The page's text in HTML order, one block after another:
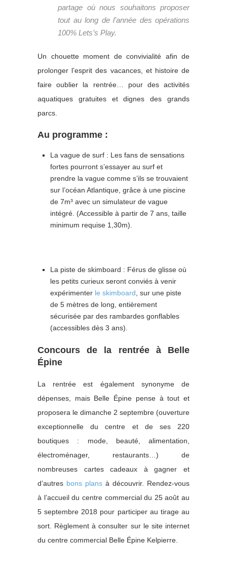
partage où nous souhaitons proposer
tout au long de l’année des opérations
100% Lets’s Play.
Un chouette moment de convivialité afin de
prolonger l’esprit des vacances, et histoire de
faire oublier la rentrée… pour des activités
aquatiques gratuites et dignes des grands
parcs.
Au programme :
La vague de surf : Les fans de sensations
fortes pourront s’essayer au surf et
prendre la vague comme s’ils se trouvaient
sur l’océan Atlantique, grâce à une piscine
de 7m³ avec un simulateur de vague
intégré. (Accessible à partir de 7 ans, taille
minimum requise 1,30m).
La piste de skimboard : Férus de glisse où
les petits curieux seront conviés à venir
expérimenter le skimboard, sur une piste
de 5 mètres de long, entièrement
sécurisée par des rambardes gonflables
(accessibles dès 3 ans).
Concours de la rentrée à Belle
Épine
La rentrée est également synonyme de
dépenses, mais Belle Épine pense à tout et
proposera le dimanche 2 septembre (ouverture
exceptionnelle du centre et de ses 220
boutiques : mode, beauté, alimentation,
électroménager, restaurants…) de
nombreuses cartes cadeaux à gagner et
d’autres bons plans à découvrir. Rendez-vous
à l’accueil du centre commercial du 25 août au
5 septembre 2018 pour participer au tirage au
sort. Règlement à consulter sur le site internet
du centre commercial Belle Épine Kelpierre.